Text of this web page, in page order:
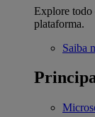
Explore todo
plataforma.
Saiba